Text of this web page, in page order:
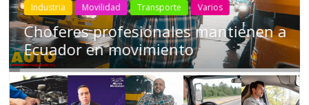
Industria Movilidad Transporte Varios
Choferes profesionales mantienen a
Ecuador en movimiento